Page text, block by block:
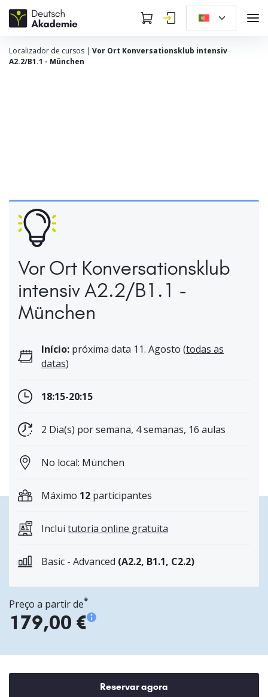
Localizador de cursos | Vor Ort Konversationsklub intensiv
A2.2/B1.1 - München
Vor Ort Konversationsklub
intensiv A2.2/B1.1 -
München
Início: próxima data 11. Agosto (todas as
datas)
18:15-20:15
2 Dia(s) por semana, 4 semanas, 16 aulas
No local: München
Máximo 12 participantes
Inclui tutoria online gratuita
Basic - Advanced (A2.2, B1.1, C2.2)
Preço a partir de*
179,00 €
Reservar agora